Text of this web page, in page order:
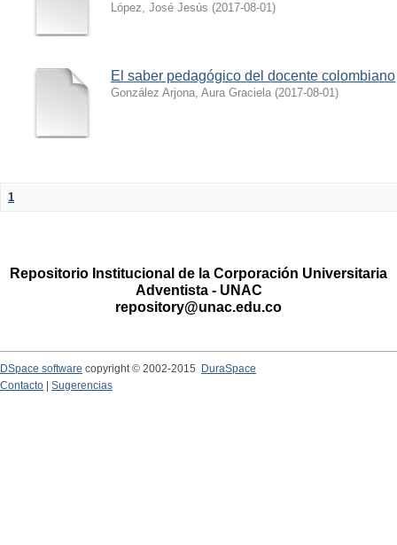
López, José Jesús (2017-08-01)
El saber pedagógico del docente colombiano
González Arjona, Aura Graciela (2017-08-01)
1
Repositorio Institucional de la Corporación Universitaria
Adventista - UNAC
repository@unac.edu.co
DSpace software copyright © 2002-2015
DuraSpace
Contacto
Sugerencias